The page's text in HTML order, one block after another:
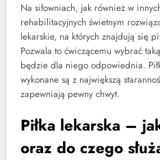
Na siłowniach, jak również w
rehabilitacyjnych świetnym
lekarskie, na których znajdują się
Pozwala to ćwiczącemu wybrać
będzie dla niego odpowiednia.
wykonane są z największą
zapewniają pewny chwyt.
Piłka lekarska –
oraz do czego